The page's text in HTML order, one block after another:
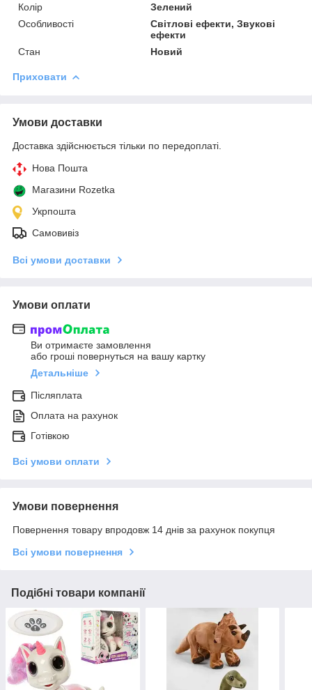
Колір
Зелений
Особливості
Світлові ефекти, Звукові
ефекти
Стан
Новий
Приховати
Умови доставки
Доставка здійснюється тільки по передоплаті.
Нова Пошта
Магазини Rozetka
Укрпошта
Самовивіз
Всі умови доставки
Умови оплати
Ви отримаєте замовлення
або гроші повернуться на вашу картку
Детальніше
Післяплата
Оплата на рахунок
Готівкою
Всі умови оплати
Умови повернення
Повернення товару впродовж 14 днів за рахунок покупця
Всі умови повернення
Подібні товари компанії